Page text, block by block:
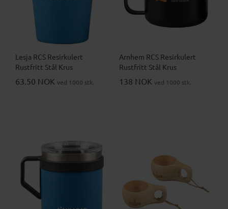
Lesja RCS Resirkulert
Rustfritt Stål Krus
63.50 NOK ved 1000 stk.
Arnhem RCS Resirkulert
Rustfritt Stål Krus
138 NOK ved 1000 stk.